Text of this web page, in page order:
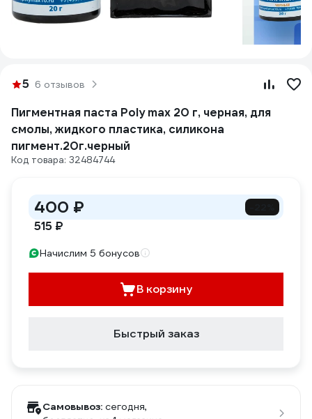
5 6 отзывов
Пигментная паста Poly max 20 г, черная, для
смолы, жидкого пластика, силикона
пигмент.20г.черный
Код товара: 32484744
400 ₽
515 ₽
Начислим 5 бонусов
В корзину
Быстрый заказ
Самовывоз: сегодня,